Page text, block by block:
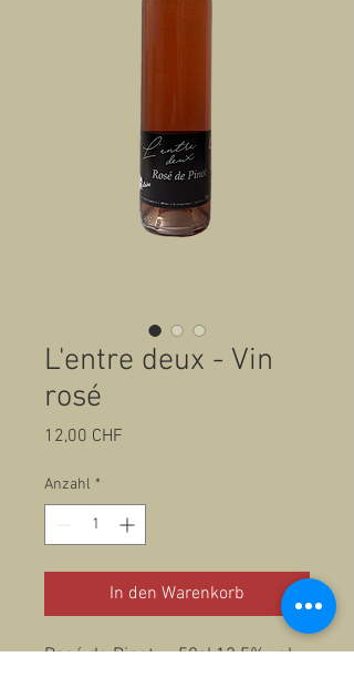
L'entre deux - Vin
rosé
12,00 CHF
Anzahl *
In den Warenkorb
Rosé de Pinot - 50cl 12,5% vol.